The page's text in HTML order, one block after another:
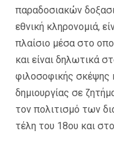
παραδοσιακών
εθνική κληρονομιά,
πλαίσιο μέσα στο
και είναι δηλωτικά
φιλοσοφικής σκέψης
δημιουργίας σε
τον πολιτισμό των
τέλη του 18ου και